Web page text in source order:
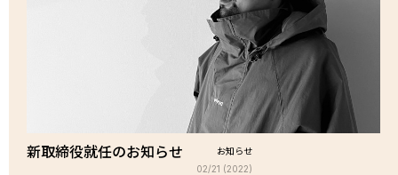
新取締役就任のお知らせ お知らせ
02/21 (2022)